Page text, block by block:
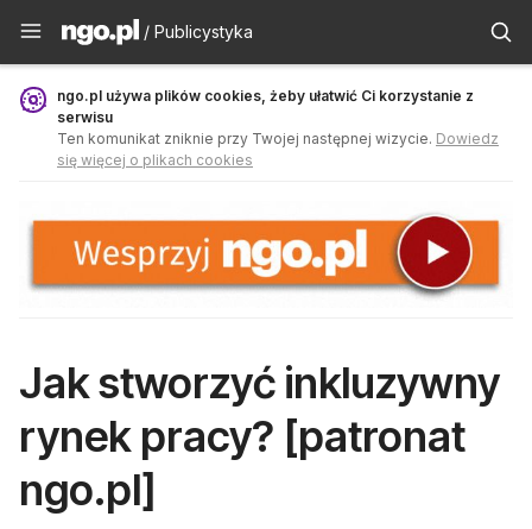
Publicystyka - ngo.pl
/ Publicystyka
ngo.pl używa plików cookies, żeby ułatwić Ci korzystanie z
serwisu
Ten komunikat zniknie przy Twojej następnej wizycie. Dowiedz
się więcej o plikach cookies
Jak stworzyć inkluzywny
rynek pracy? [patronat
ngo.pl]